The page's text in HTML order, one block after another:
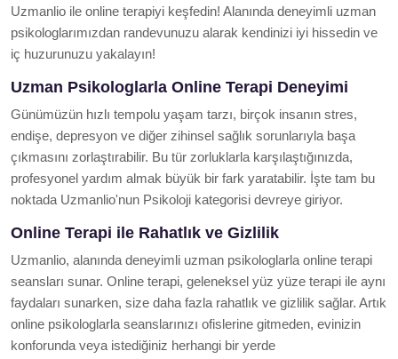
Uzmanlio ile online terapiyi keşfedin! Alanında deneyimli uzman
psikologlarımızdan randevunuzu alarak kendinizi iyi hissedin ve
iç huzurunuzu yakalayın!
Uzman Psikologlarla Online Terapi Deneyimi
Günümüzün hızlı tempolu yaşam tarzı, birçok insanın stres,
endişe, depresyon ve diğer zihinsel sağlık sorunlarıyla başa
çıkmasını zorlaştırabilir. Bu tür zorluklarla karşılaştığınızda,
profesyonel yardım almak büyük bir fark yaratabilir. İşte tam bu
noktada Uzmanlio'nun Psikoloji kategorisi devreye giriyor.
Online Terapi ile Rahatlık ve Gizlilik
Uzmanlio, alanında deneyimli uzman psikologlarla online terapi
seansları sunar. Online terapi, geleneksel yüz yüze terapi ile aynı
faydaları sunarken, size daha fazla rahatlık ve gizlilik sağlar. Artık
online psikologlarla seanslarınızı ofislerine gitmeden, evinizin
konforunda veya istediğiniz herhangi bir yerde